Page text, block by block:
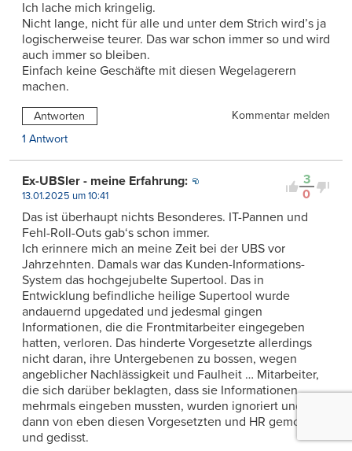
Ich lache mich kringelig.
Nicht lange, nicht für alle und unter dem Strich wird’s ja
logischerweise teurer. Das war schon immer so und wird
auch immer so bleiben.
Einfach keine Geschäfte mit diesen Wegelagerern
machen.
Antworten
Kommentar melden
1 Antwort
3
0
Ex-UBSler - meine Erfahrung:
13.01.2025 um 10:41
Das ist überhaupt nichts Besonderes. IT-Pannen und
Fehl-Roll-Outs gab‘s schon immer.
Ich erinnere mich an meine Zeit bei der UBS vor
Jahrzehnten. Damals war das Kunden-Informations-
System das hochgejubelte Supertool. Das in
Entwicklung befindliche heilige Supertool wurde
andauernd upgedated und jedesmal gingen
Informationen, die die Frontmitarbeiter eingegeben
hatten, verloren. Das hinderte Vorgesetzte allerdings
nicht daran, ihre Untergebenen zu bossen, wegen
angeblicher Nachlässigkeit und Faulheit … Mitarbeiter,
die sich darüber beklagten, dass sie Informationen
mehrmals eingeben mussten, wurden ignoriert und
dann von eben diesen Vorgesetzten und HR gemobbt
und gedisst.